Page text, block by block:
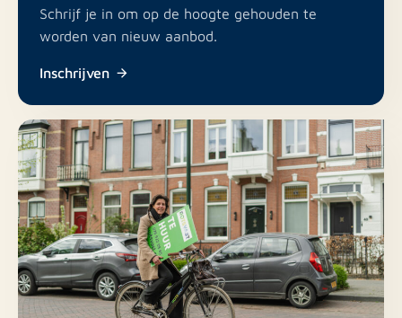
Schrijf je in om op de hoogte gehouden te
worden van nieuw aanbod.
Inschrijven